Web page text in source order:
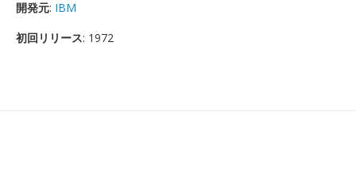
開発元: IBM
初回リリース: 1972